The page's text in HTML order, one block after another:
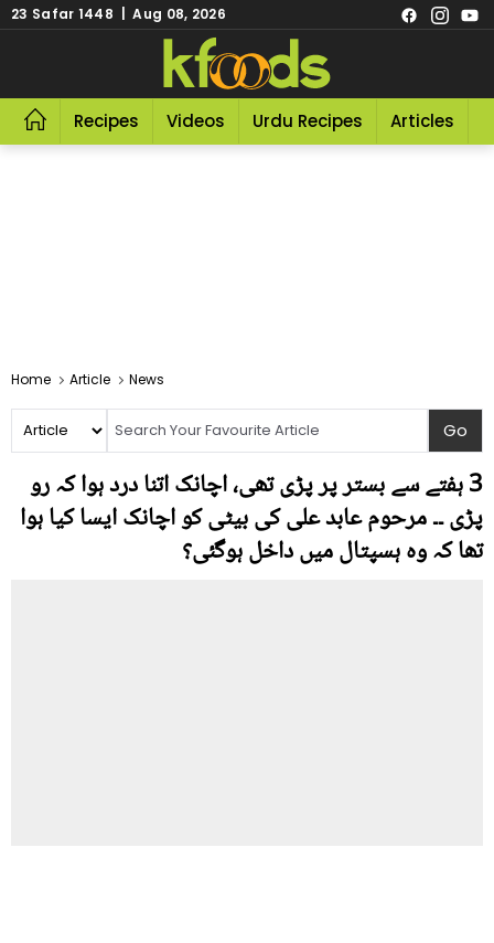
23 Safar 1448 | Aug 08, 2026
Recipes Videos Urdu Recipes Articles
Home Article News
3 ہفتے سے بستر پر پڑی تھی، اچانک اتنا درد ہوا کہ رو
پڑی ۔۔ مرحوم عابد علی کی بیٹی کو اچانک ایسا کیا ہوا
تھا کہ وہ ہسپتال میں داخل ہوگئی؟